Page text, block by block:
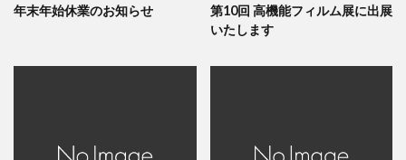
年末年始休業のお知らせ
第10回 高機能フィルム展に出展
いたします